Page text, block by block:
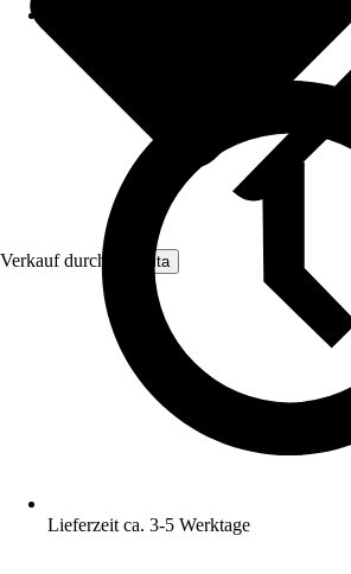
Verkauf durch: Nomita
Lieferzeit ca. 3-5 Werktage